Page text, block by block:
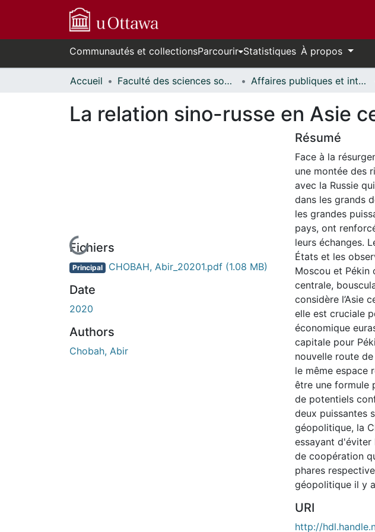
Communautés et collectionsParcourir Statistiques À propos
Accueil Faculté des sciences sociales // Faculty of Social Sciences Affaires publiques et internationales // Public and International Affairs
La relation sino-russe en Asie
En cours de chargement...
Fichiers
Principal CHOBAH, Abir_20201.pdf (1.08 MB)
Date
2020
Authors
Chobah, Abir
Résumé
Face à la
une montée des
avec la Russie
dans les grands
les grandes
pays, ont
leurs échanges.
États et les
Moscou et Pékin
centrale,
considère l’Asie
elle est cruciale
économique
capitale pour
nouvelle route
le même espace
être une formule
de potentiels
deux puissantes
géopolitique, la
essayant d'éviter
de coopération
phares
géopolitique il y
URI
http://